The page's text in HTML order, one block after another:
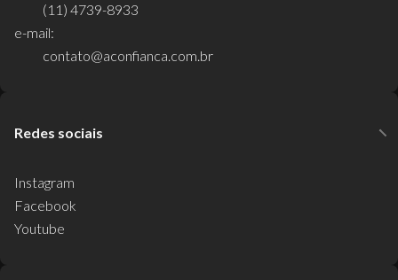
(11) 4739-8933
e-mail:
contato@aconfianca.com.br
Redes sociais
Instagram
Facebook
Youtube